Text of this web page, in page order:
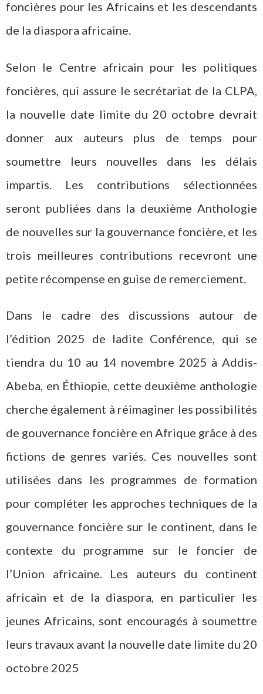
foncières pour les Africains et les descendants
de la diaspora africaine.
Selon le Centre africain pour les politiques
foncières, qui assure le secrétariat de la CLPA,
la nouvelle date limite du 20 octobre devrait
donner aux auteurs plus de temps pour
soumettre leurs nouvelles dans les délais
impartis. Les contributions sélectionnées
seront publiées dans la deuxième Anthologie
de nouvelles sur la gouvernance foncière, et les
trois meilleures contributions recevront une
petite récompense en guise de remerciement.
Dans le cadre des discussions autour de
l’édition 2025 de ladite Conférence, qui se
tiendra du 10 au 14 novembre 2025 à Addis-
Abeba, en Éthiopie, cette deuxième anthologie
cherche également à réimaginer les possibilités
de gouvernance foncière en Afrique grâce à des
fictions de genres variés. Ces nouvelles sont
utilisées dans les programmes de formation
pour compléter les approches techniques de la
gouvernance foncière sur le continent, dans le
contexte du programme sur le foncier de
l’Union africaine. Les auteurs du continent
africain et de la diaspora, en particulier les
jeunes Africains, sont encouragés à soumettre
leurs travaux avant la nouvelle date limite du 20
octobre 2025